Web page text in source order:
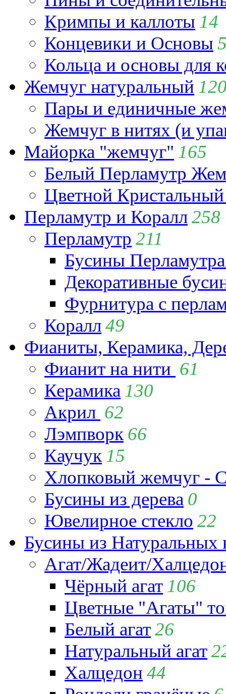
Кримпы и каллоты 14
Концевики и Основы
Кольца и основы для
Жемчуг натуральный
Пары и единичные
Жемчуг в нитях (и
Майорка "жемчуг" 165
Белый Перламутр
Цветной
Перламутр и Коралл258
Перламутр 211
Бусины
Декоративные
Фурнитура с
Коралл49
Фианиты, Керамика,
Фианит на нити 61
Керамика 130
Акрил 62
Лэмпворк 66
Каучук 15
Хлопковый жемчуг -
Бусины из дерева 0
Ювелирное стекло 22
Бусины из Натуральных
Агат/Жадеит/
Чёрный агат 106
Цветные "Агаты"
Белый агат26
Натуральный агат
Халцедон 44